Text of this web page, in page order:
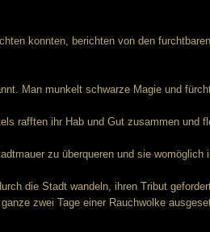
konnten, berichten von den
Man munkelt schwarze Magie und
rafften ihr Hab und Gut zusammen und
zu überqueren und sie womöglich
die Stadt wandeln, ihren Tribut
zwei Tage einer Rauchwolke